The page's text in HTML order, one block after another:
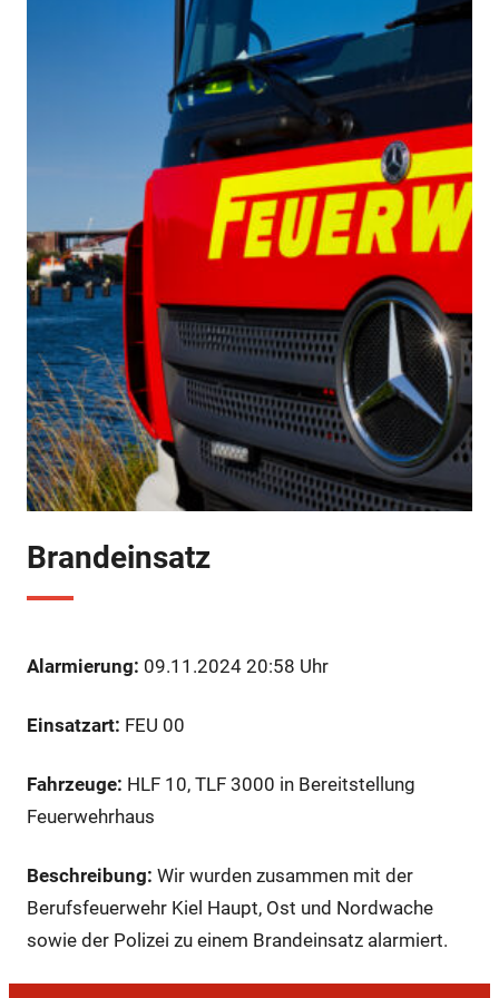
Brandeinsatz
Alarmierung: 09.11.2024 20:58 Uhr
Einsatzart: FEU 00
Fahrzeuge: HLF 10, TLF 3000 in Bereitstellung
Feuerwehrhaus
Beschreibung: Wir wurden zusammen mit der
Berufsfeuerwehr Kiel Haupt, Ost und Nordwache
sowie der Polizei zu einem Brandeinsatz alarmiert.